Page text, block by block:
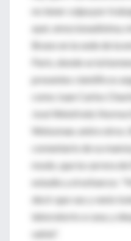
no tener culpa por
ayer, emocionadísima,
Bruno en la sede de la
París, donde se la
presentes científicos
como Juan Carlos
José Weisfreid, Norma
Weissman, entre otros.
comentario de su
modo, que la carrera
estudio y el esfuerzo:
decir que vas y venís
laboratorio a casa, y
sabía".